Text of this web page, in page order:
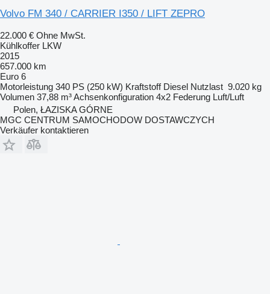
Volvo FM 340 / CARRIER I350 / LIFT ZEPRO
22.000 € Ohne MwSt.
Kühlkoffer LKW
2015
657.000 km
Euro 6
Motorleistung 340 PS (250 kW) Kraftstoff Diesel Nutzlast 9.020 kg
Volumen 37,88 m³Achsenkonfiguration 4x2 Federung Luft/Luft
Polen, ŁAZISKA GÓRNE
MGC CENTRUM SAMOCHODOW DOSTAWCZYCH
Verkäufer kontaktieren